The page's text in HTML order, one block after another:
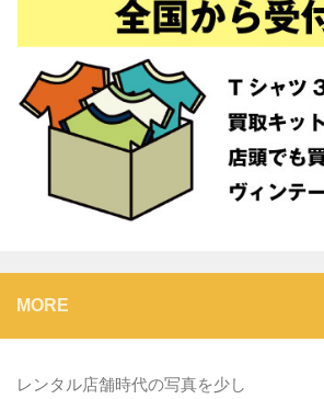
MORE
レンタル店舗時代の写真を少し